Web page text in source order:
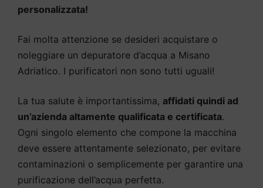
personalizzata!
Fai molta attenzione se desideri acquistare o
noleggiare un depuratore d’acqua a Misano
Adriatico. I purificatori non sono tutti uguali!
La tua salute è importantissima, affidati quindi ad
un’azienda altamente qualificata e certificata.
Ogni singolo elemento che compone la macchina
deve essere attentamente selezionato, per evitare
contaminazioni o semplicemente per garantire una
purificazione dell’acqua perfetta.